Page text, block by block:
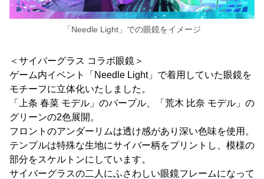
「Needle Light」での眼鏡をイメージ
＜サイバーグラス コラボ眼鏡＞
ゲーム内イベント「Needle Light」で着用していた眼鏡を
モチーフに立体化いたしました。
「上条 春菜 モデル」のパープル、「荒木 比奈 モデル」の
グリーンの2色展開。
フロントのアンダーリムは透け感があり深い色味を使用。
テンプルは特殊な生地にサイバー柄をプリントし、模様の
部分をスケルトンにしています。
サイバーグラスの二人にふさわしい眼鏡フレームになって